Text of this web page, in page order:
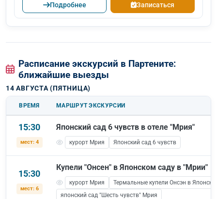
Подробнее Записаться
Расписание экскурсий в Партените:
ближайшие выезды
14 АВГУСТА (ПЯТНИЦА)
ВРЕМЯ МАРШРУТ ЭКСКУРСИИ
15:30
мест: 4
Японский сад 6 чувств в отеле "Мрия"
курорт Мрия Японский сад 6 чувств
15:30
мест: 6
Купели "Онсен" в Японском саду в "Мрии"
курорт Мрия
Термальные купели Онсэн в
японский сад "Шесть чувств" Мрия